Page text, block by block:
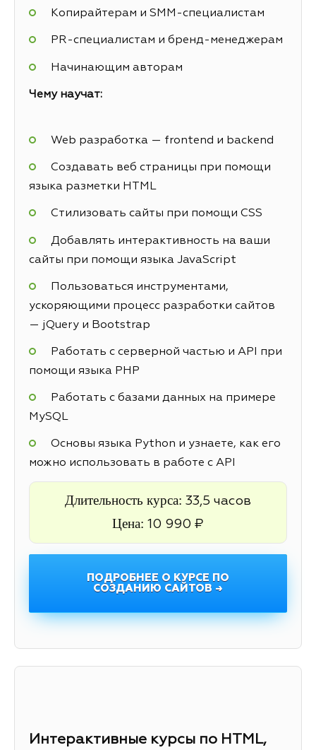
Копирайтерам и SMM-специалистам
PR-специалистам и бренд-менеджерам
Начинающим авторам
Чему научат:
Web разработка — frontend и backend
Создавать веб страницы при помощи
языка разметки HTML
Стилизовать сайты при помощи CSS
Добавлять интерактивность на ваши
сайты при помощи языка JavaScript
Пользоваться инструментами,
ускоряющими процесс разработки сайтов
— jQuery и Bootstrap
Работать с серверной частью и API при
помощи языка PHP
Работать с базами данных на примере
MySQL
Основы языка Python и узнаете, как его
можно использовать в работе с API
Длительность курса: 33,5 часов
Цена: 10 990 ₽
ПОДРОБНЕЕ О КУРСЕ ПО
СОЗДАНИЮ САЙТОВ →
Интерактивные курсы по HTML,